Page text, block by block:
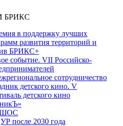
БРИКС
в поддержку лучших
развития территорий и
БРИКС+
событие. VII Российско-
сотрудничество
детского кино. V
детского кино
ШОС
2030 года